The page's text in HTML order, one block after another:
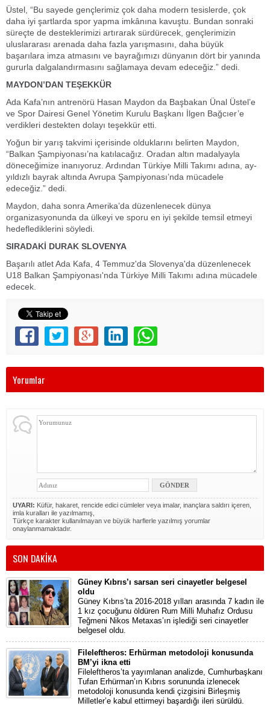
Üstel, “Bu sayede gençlerimiz çok daha modern tesislerde, çok
daha iyi şartlarda spor yapma imkânına kavuştu. Bundan sonraki
süreçte de desteklerimizi artırarak sürdürecek, gençlerimizin
uluslararası arenada daha fazla yarışmasını, daha büyük
başarılara imza atmasını ve bayrağımızı dünyanın dört bir yanında
gururla dalgalandırmasını sağlamaya devam edeceğiz.” dedi.
MAYDON’DAN TEŞEKKÜR
Ada Kafa’nın antrenörü Hasan Maydon da Başbakan Ünal Üstel’e
ve Spor Dairesi Genel Yönetim Kurulu Başkanı İlgen Bağcıer’e
verdikleri destekten dolayı teşekkür etti.
Yoğun bir yarış takvimi içerisinde olduklarını belirten Maydon,
“Balkan Şampiyonası’na katılacağız. Oradan altın madalyayla
döneceğimize inanıyoruz. Ardından Türkiye Milli Takımı adına, ay-
yıldızlı bayrak altında Avrupa Şampiyonası’nda mücadele
edeceğiz.” dedi.
Maydon, daha sonra Amerika’da düzenlenecek dünya
organizasyonunda da ülkeyi ve sporu en iyi şekilde temsil etmeyi
hedeflediklerini söyledi.
SIRADAKİ DURAK SLOVENYA
Başarılı atlet Ada Kafa, 4 Temmuz'da Slovenya'da düzenlenecek
U18 Balkan Şampiyonası'nda Türkiye Milli Takımı adına mücadele
edecek.
Yorumlar
UYARI: Küfür, hakaret, rencide edici cümleler veya imalar, inançlara saldırı içeren,
imla kuralları ile yazılmamış,
Türkçe karakter kullanılmayan ve büyük harflerle yazılmış yorumlar
onaylanmamaktadır.
SON DAKİKA
Güney Kıbrıs’ı sarsan seri cinayetler belgesel
oldu
Güney Kıbrıs’ta 2016-2018 yılları arasında 7 kadın ile
1 kız çocuğunu öldüren Rum Milli Muhafız Ordusu
Teğmeni Nikos Metaxas’ın işlediği seri cinayetler
belgesel oldu.
Fileleftheros: Erhürman metodoloji konusunda
BM’yi ikna etti
Fileleftheros’ta yayımlanan analizde, Cumhurbaşkanı
Tufan Erhürman’ın Kıbrıs sorununda izlenecek
metodoloji konusunda kendi çizgisini Birleşmiş
Milletler’e kabul ettirmeyi başardığı ileri sürüldü.